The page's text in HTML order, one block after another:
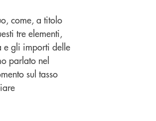
come, a titolo
tre elementi,
e gli importi delle
parlato nel
sul tasso